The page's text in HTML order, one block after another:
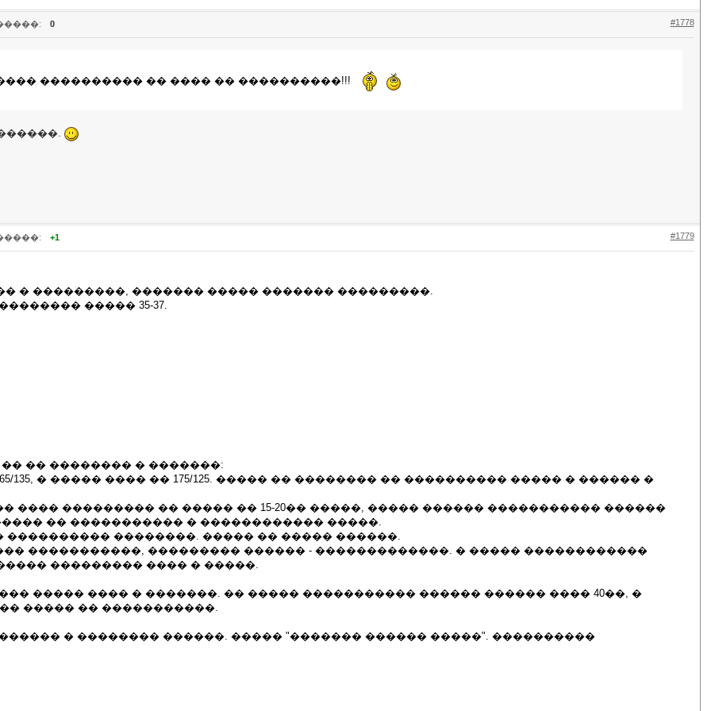
0 #1778
���������� �� ���� �� ����������!!!
+1 #1779
� ���������, ������� ����� ������� ���������.
����� 35-37.
�� �������� � �������:
135, � ����� ���� �� 175/125. ����� �� �������� �� ���������� ����� � ������ �
���� ��������� �� ����� �� 15-20�� �����, ����� ������ ����������� ������
�� ����������� � ������������ �����.
���������� ��������. ����� �� ����� ������.
�����������, ��������� ������ - �������������. � ����� ������������
��������� ���� � �����.
����� ���� � �������. �� ����� ����������� ������ ������ ���� 40��, �
����� �� �����������.
� �������� ������. ����� "������� ������ �����". ����������